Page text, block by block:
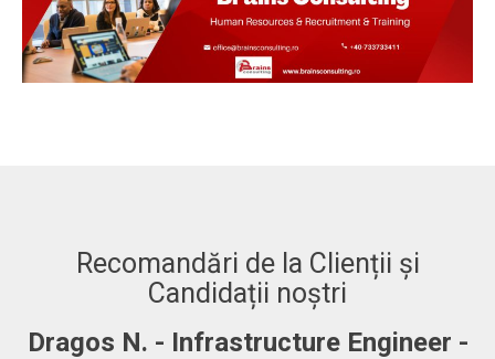
Recomandări de la Clienții și
Candidații noștri
Dragos N. - Infrastructure Engineer -